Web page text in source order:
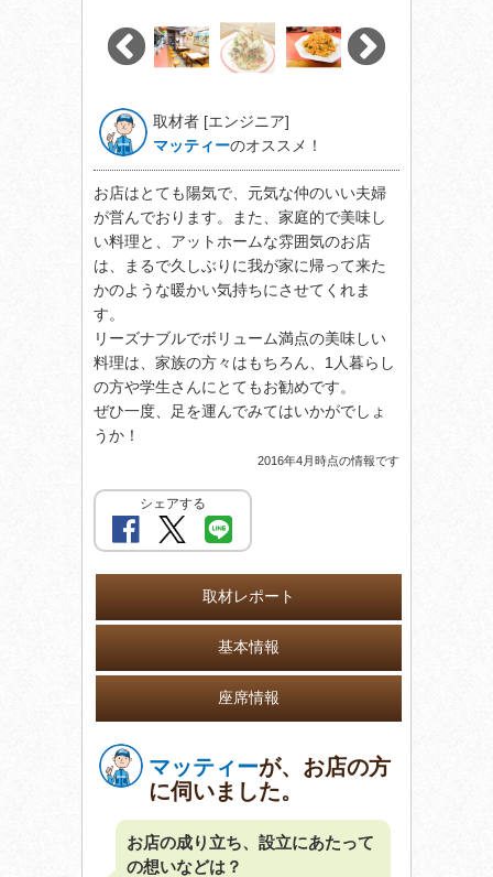
取材者 [エンジニア]
マッティーのオススメ！
お店はとても陽気で、元気な仲のいい夫婦
が営んでおります。また、家庭的で美味し
い料理と、アットホームな雰囲気のお店
は、まるで久しぶりに我が家に帰って来た
かのような暖かい気持ちにさせてくれま
す。
リーズナブルでボリューム満点の美味しい
料理は、家族の方々はもちろん、1人暮らし
の方や学生さんにとてもお勧めです。
ぜひ一度、足を運んでみてはいかがでしょ
うか！
2016年4月時点の情報です
シェアする
取材レポート
基本情報
座席情報
マッティーが、お店の方
に伺いました。
お店の成り立ち、設立にあたって
の想いなどは？